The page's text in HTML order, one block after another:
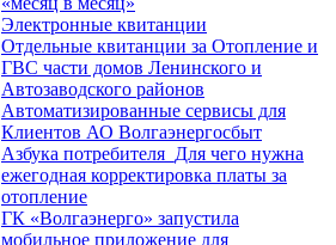
Электронные квитанции
Отдельные квитанции за Отопление и
ГВС части домов Ленинского и
Автозаводского районов
Автоматизированные сервисы для
Клиентов АО Волгаэнергосбыт
Азбука потребителя_Для чего нужна
ежегодная корректировка платы за
отопление
ГК «Волгаэнерго» запустила
мобильное приложение для